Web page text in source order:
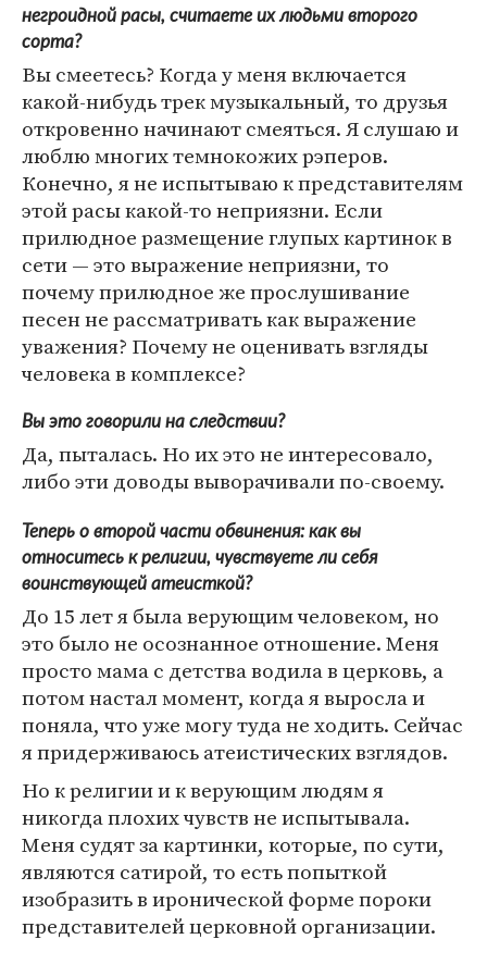
негроидной расы, считаете их людьми второго
сорта?
Вы смеетесь? Когда у меня включается
какой-нибудь трек музыкальный, то друзья
откровенно начинают смеяться. Я слушаю и
люблю многих темнокожих рэперов.
Конечно, я не испытываю к представителям
этой расы какой-то неприязни. Если
прилюдное размещение глупых картинок в
сети — это выражение неприязни, то
почему прилюдное же прослушивание
песен не рассматривать как выражение
уважения? Почему не оценивать взгляды
человека в комплексе?
Вы это говорили на следствии?
Да, пыталась. Но их это не интересовало,
либо эти доводы выворачивали по-своему.
Теперь о второй части обвинения: как вы
относитесь к религии, чувствуете ли себя
воинствующей атеисткой?
До 15 лет я была верующим человеком, но
это было не осознанное отношение. Меня
просто мама с детства водила в церковь, а
потом настал момент, когда я выросла и
поняла, что уже могу туда не ходить. Сейчас
я придерживаюсь атеистических взглядов.
Но к религии и к верующим людям я
никогда плохих чувств не испытывала.
Меня судят за картинки, которые, по сути,
являются сатирой, то есть попыткой
изобразить в иронической форме пороки
представителей церковной организации.